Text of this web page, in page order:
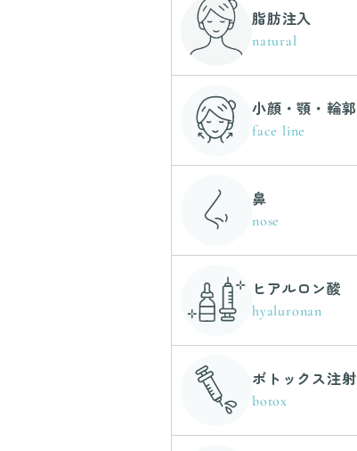
脂肪注入
natural
小顔・顎・輪郭
face line
鼻
nose
ヒアルロン酸
hyaluronan
ボトックス注射
botox